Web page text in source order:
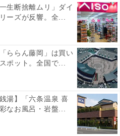
生断捨離ムリ」ダイ
ーズが反響。全...
ららん藤岡」は買い
ポット。全国で...
湯】「六条温泉 喜
なお風呂・岩盤...